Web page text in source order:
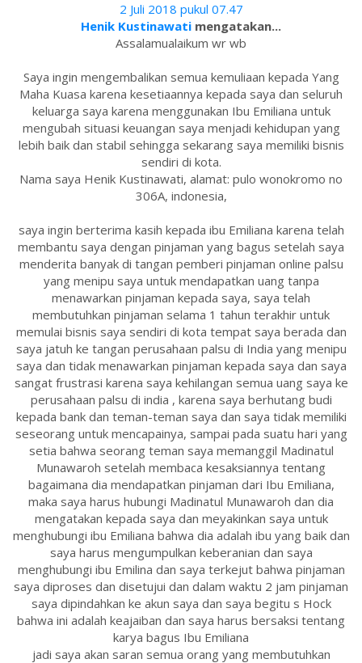
2 Juli 2018 pukul 07.47
Henik Kustinawati mengatakan...
Assalamualaikum wr wb
Saya ingin mengembalikan semua kemuliaan kepada Yang
Maha Kuasa karena kesetiaannya kepada saya dan seluruh
keluarga saya karena menggunakan Ibu Emiliana untuk
mengubah situasi keuangan saya menjadi kehidupan yang
lebih baik dan stabil sehingga sekarang saya memiliki bisnis
sendiri di kota.
Nama saya Henik Kustinawati, alamat: pulo wonokromo no
306A, indonesia,
saya ingin berterima kasih kepada ibu Emiliana karena telah
membantu saya dengan pinjaman yang bagus setelah saya
menderita banyak di tangan pemberi pinjaman online palsu
yang menipu saya untuk mendapatkan uang tanpa
menawarkan pinjaman kepada saya, saya telah
membutuhkan pinjaman selama 1 tahun terakhir untuk
memulai bisnis saya sendiri di kota tempat saya berada dan
saya jatuh ke tangan perusahaan palsu di India yang menipu
saya dan tidak menawarkan pinjaman kepada saya dan saya
sangat frustrasi karena saya kehilangan semua uang saya ke
perusahaan palsu di india , karena saya berhutang budi
kepada bank dan teman-teman saya dan saya tidak memiliki
seseorang untuk mencapainya, sampai pada suatu hari yang
setia bahwa seorang teman saya memanggil Madinatul
Munawaroh setelah membaca kesaksiannya tentang
bagaimana dia mendapatkan pinjaman dari Ibu Emiliana,
maka saya harus hubungi Madinatul Munawaroh dan dia
mengatakan kepada saya dan meyakinkan saya untuk
menghubungi ibu Emiliana bahwa dia adalah ibu yang baik dan
saya harus mengumpulkan keberanian dan saya
menghubungi ibu Emilina dan saya terkejut bahwa pinjaman
saya diproses dan disetujui dan dalam waktu 2 jam pinjaman
saya dipindahkan ke akun saya dan saya begitu s Hock
bahwa ini adalah keajaiban dan saya harus bersaksi tentang
karya bagus Ibu Emiliana
jadi saya akan saran semua orang yang membutuhkan